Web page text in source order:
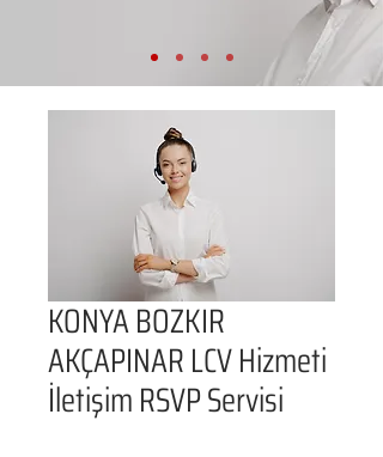
KONYA BOZKIR
AKÇAPINAR LCV Hizmeti
İletişim RSVP Servisi